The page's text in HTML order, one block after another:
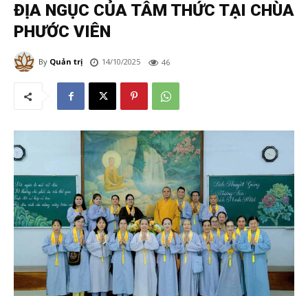
ĐỊA NGỤC CỦA TÂM THỨC TẠI CHÙA
PHƯỚC VIÊN
By Quản trị 14/10/2025 46